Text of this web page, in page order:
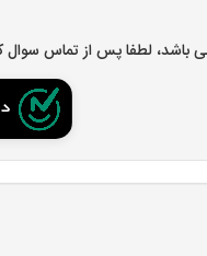
باشد، لطفا پس از تماس سوال